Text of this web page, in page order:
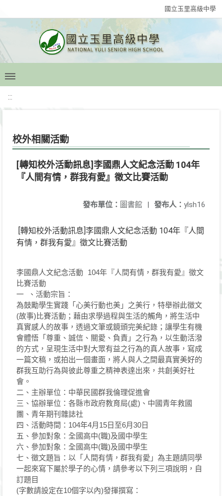
國立玉里高級中學
:::
校外相關活動
[轉知校外活動訊息]李國鼎人文紀念活動 104年
『人間有情，群我有愛』徵文比賽活動
發布人： ylsh16
發布單位： 圖書館 |
[轉知校外活動訊息]李國鼎人文紀念活動 104年『人間
有情，群我有愛』徵文比賽活動
李國鼎人文紀念活動 104年『人間有情，群我有愛』徵文
比賽活動
一 、活動宗旨：
為鼓勵學生實踐「心美行動也美」之美行，特舉辦此徵文
(故事)比賽活動；藉由求學過程與生活的觸角，將生活中
真實感人的故事，透過文筆或鏡頭完美紀錄；讓學生有機
會體悟「尊重、誠信、關愛、負責」之行為，以生動活潑
的方式，呈現生活中對大眾有益之行為的真人故事，寫成
一篇文稿，或拍出一個畫面，將人與人之間最真實美好的
群我互助行為與彼此尊重之精神表達出來，共創美好社
會。
二、主辦單位：中華民國群我倫理促進會
三、協辦單位：各縣市政府教育局(處)、中國青年救國
團、青年期刊雜誌社
四、活動時間：104年4月15日至6月30日
五、參加對象：全國高中(職)及國中學生
六、參加對象：全國高中(職)及國中學生
七、徵文題旨：以「人間有情，群我有愛」為主題請同學
一起來寫下屬於學子的心情，請參考以下列三項說明，自
訂題目
(字數請設定在10個字以內)發揮撰寫：